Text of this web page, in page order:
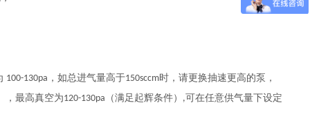
100-130pa ，如总进气量高于150sccm时，请更换抽速更高的泵，
，最高真空为120-130pa （满足起辉条件） ,可在任意供气量下设定